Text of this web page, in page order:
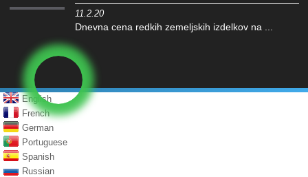
11.2.20
Dnevna cena redkih zemeljskih izdelkov na ...
English
French
German
Portuguese
Spanish
Russian